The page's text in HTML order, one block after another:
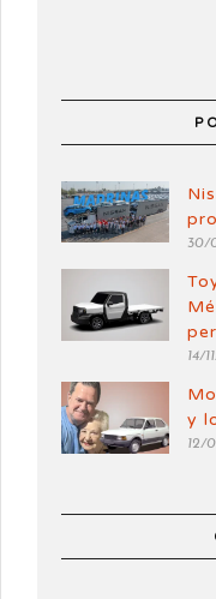
30/
14/
y
12/